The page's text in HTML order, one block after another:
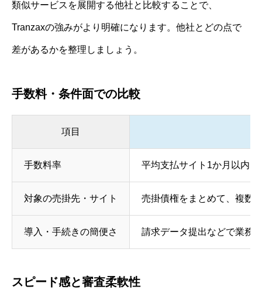
類似サービスを展開する他社と比較することで、
Tranzaxの強みがより明確になります。他社とどの点で
差があるかを整理しましょう。
手数料・条件面での比較
項目
手数料率 平均支払サイト1か月以内
対象の売掛先・サイト 売掛債権をまとめて、複数
導入・手続きの簡便さ 請求データ提出などで業務
スピード感と審査柔軟性